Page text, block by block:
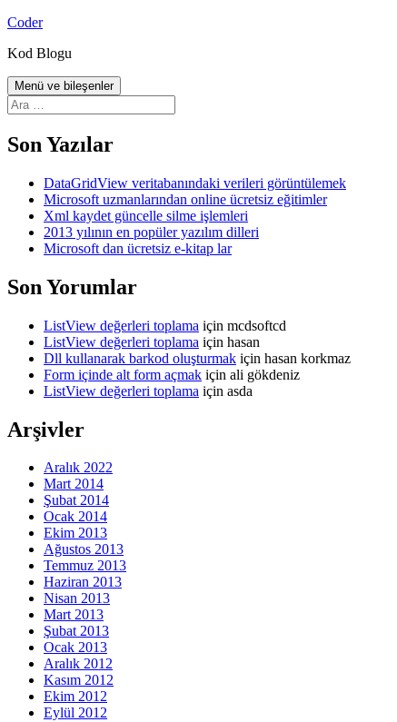
İçeriğe
Coder
Kod Blogu
Menü ve bileşenler
Arama:
Son Yazılar
DataGridView veritabanındaki verileri görüntülemek
Microsoft uzmanlarından online ücretsiz eğitimler
Xml kaydet güncelle silme işlemleri
2013 yılının en popüler yazılım dilleri
Microsoft dan ücretsiz e-kitap lar
Son Yorumlar
ListView değerleri toplama için mcdsoftcd
ListView değerleri toplama için hasan
Dll kullanarak barkod oluşturmak için hasan korkmaz
Form içinde alt form açmak için ali gökdeniz
ListView değerleri toplama için asda
Arşivler
Aralık 2022
Mart 2014
Şubat 2014
Ocak 2014
Ekim 2013
Ağustos 2013
Temmuz 2013
Haziran 2013
Nisan 2013
Mart 2013
Şubat 2013
Ocak 2013
Aralık 2012
Kasım 2012
Ekim 2012
Eylül 2012